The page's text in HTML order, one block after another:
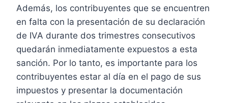
Además, los contribuyentes que se encuentren
en falta con la presentación de su declaración
de IVA durante dos trimestres consecutivos
quedarán inmediatamente expuestos a esta
sanción. Por lo tanto, es importante para los
contribuyentes estar al día en el pago de sus
impuestos y presentar la documentación